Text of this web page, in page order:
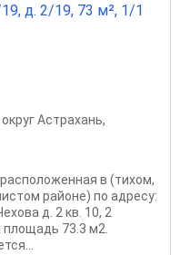
д. 2/19, 73 м², 1/1
Астрахань,
в (тихом,
районе) по адресу:
д. 2 кв. 10, 2
73.3 м2.